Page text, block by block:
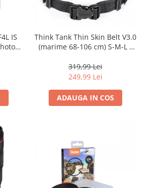
IS
Think Tank Thin Skin Belt V3.0
(marime 68-106 cm) S-M-L -
319,99 Lei
249,99 Lei
ADAUGA IN COS